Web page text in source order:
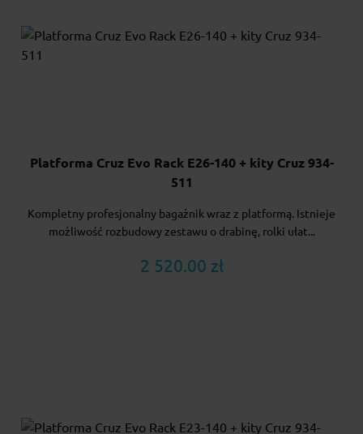
Platforma Cruz Evo Rack E26-140 + kity Cruz 934-
511
Kompletny profesjonalny bagażnik wraz z platformą. Istnieje
możliwość rozbudowy zestawu o drabinę, rolki ułat...
2 520.00 zł